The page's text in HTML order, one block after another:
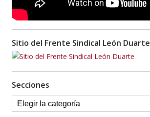
Sitio del Frente Sindical León Duarte
Secciones